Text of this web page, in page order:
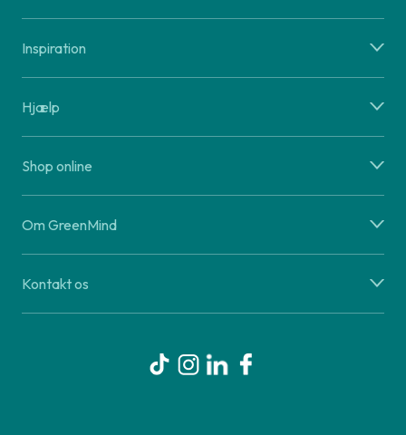
Inspiration
Hjælp
Shop online
Om GreenMind
Kontakt os